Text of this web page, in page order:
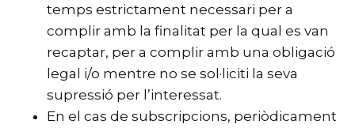
temps estrictament necessari per a
complir amb la finalitat per la qual es van
recaptar, per a complir amb una obligació
legal i/o mentre no se sol·liciti la seva
supressió per l’interessat.
En el cas de subscripcions, periòdicament